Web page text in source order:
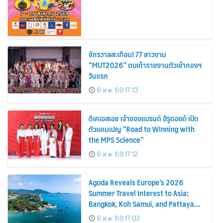
จักรวาลสะเทือน! 77 สาวงาม
“MUT2026” ตบเท้ารายงานตัวเข้ากองฯ
วันแรก
6 ส.ค. 69 17:13
ดีเคเอสเอช เจ้าของแบรนด์ ฮีรูดอยด์ เปิด
ตัวแคมเปญ “Road to Winning with
the MPS Science”
6 ส.ค. 69 17:12
Agoda Reveals Europe’s 2026
Summer Travel Interest to Asia:
Bangkok, Koh Samui, and Pattaya
Among the Top Cities
6 ส.ค. 69 17:02